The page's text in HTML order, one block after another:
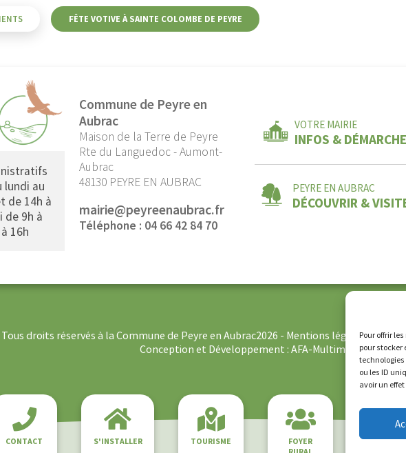
Pour offrir
pour stocker
ou les ID
avoir un
CONTACT S'INSTALLER TOURISME
FOYER
LE
FÊTE VOTIVE À SAINTE COLOMBE DE PEYRE
lundi au
de 14h à
de 9h à
16h
Commune de Peyre en
Aubrac
Maison de la Terre de Peyre
Rte du Languedoc - Aumont-
Aubrac
48130 PEYRE EN AUBRAC
mairie@peyreenaubrac.fr
Téléphone : 04 66 42 84 70
VOTRE MAIRIE
INFOS &
PEYRE EN AUBRAC
DÉCOUVRIR &
Tous droits réservés à la Commune de Peyre en Aubrac2026 - Mentions légales-
Conception et Développement : AFA-Multimedia